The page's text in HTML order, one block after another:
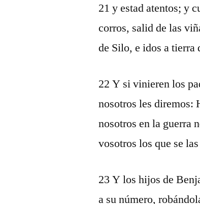
21 y estad atentos; y
corros, salid de las
de Silo, e idos a tierra
22 Y si vinieren los
nosotros les diremos:
nosotros en la guerra
vosotros los que se
23 Y los hijos de
a su número,